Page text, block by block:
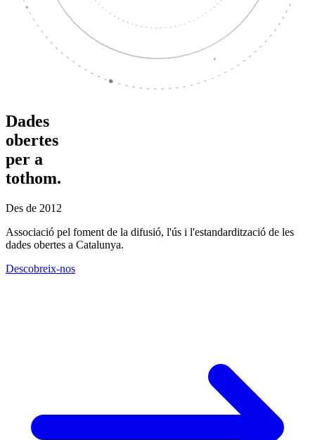
Dades
obertes
per a
tothom.
Des de 2012
Associació pel foment de la difusió, l'ús i l'estandardització de les
dades obertes a Catalunya.
Descobreix-nos